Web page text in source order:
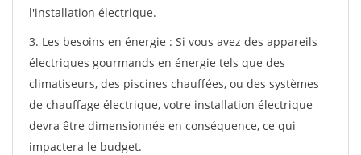
l'installation électrique.
3. Les besoins en énergie : Si vous avez des appareils
électriques gourmands en énergie tels que des
climatiseurs, des piscines chauffées, ou des systèmes
de chauffage électrique, votre installation électrique
devra être dimensionnée en conséquence, ce qui
impactera le budget.